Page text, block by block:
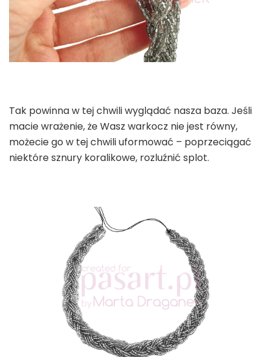
Tak powinna w tej chwili wyglądać nasza baza. Jeśli
macie wrażenie, że Wasz warkocz nie jest równy,
możecie go w tej chwili uformować – poprzeciągać
niektóre sznury koralikowe, rozluźnić splot.